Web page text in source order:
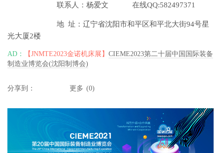
联系人：杨爱文 在线QQ:582497371
地 址：辽宁省沈阳市和平区和平北大街94号星
光大厦2楼
AD： 【JNMTE2023金诺机床展】 CIEME2023第二十届中国国际装备
制造业博览会(沈阳制博会)
分享到： 更多 (0)